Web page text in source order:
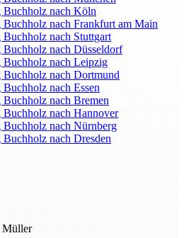
nach Köln
nach Frankfurt am Main
nach Stuttgart
nach Düsseldorf
nach Leipzig
nach Dortmund
nach Essen
nach Bremen
nach Hannover
nach Nürnberg
nach Dresden
Müller